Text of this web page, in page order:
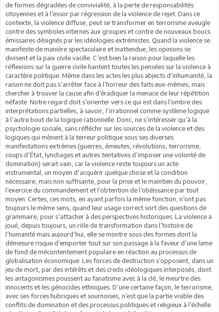
de formes dégradées de convivialité, à la perte de responsabilités
citoyennes et à l’essor par régression de la violence de rejet. Dans ce
contexte, la violence diffuse, peut se transformer en terrorisme aveugle
contre des symboles internes aux groupes et contre de nouveaux boucs
émissaires désignés par les idéologies extrémistes. Quand la violence se
manifeste de manière spectaculaire et inattendue, les opinions se
divisent et la paix civile vacille. C’est bien la raison pour laquelle les
réflexions sur la guerre civile hantent toutes les pensées sur la violence à
caractère politique. Même dans les actes les plus abjects d’inhumanité, la
raison ne doit pas s’arrêter face à l’horreur des faits eux-mêmes, mais
chercher à trouver la cause afin d’éradiquer la menace de leur répétition
néfaste. Notre regard doit s’orienter vers ce qui est dans l’ombre des
interprétations partielles, à savoir, l’irrationnel comme système logique
à l’autre bout de la logique rationnelle. Donc, ne s’intéresser qu’à la
psychologie sociale, sans réfléchir sur les sources de la violence et des
logiques qui mènent à la terreur politique sous ses diverses
manifestations extrêmes (guerres, émeutes, révolutions, terrorisme,
coups d’État, lynchages et autres tentatives d’imposer une volonté de
domination) serait vain, car la violence reste toujours un acte
instrumental, un moyen d’acquérir quelque chose et la condition
nécessaire, mais non suffisante, pour la prise et le maintien du pouvoir,
l’exercice du commandement et l’obtention de l’obéissance par tout
moyen. Certes, ces mots, en ayant parfois la même fonction, n’ont pas
toujours le même sens, quand leur usage correct sort des questions de
grammaire, pour s’attacher à des perspectives historiques. La violence a
joué, depuis toujours, un rôle de transformation dans l’histoire de
l’humanité mais aujourd’hui, elle se montre sous des formes dont la
démesure risque d’emporter tout sur son passage à la faveur d’une lame
de fond de mécontentement populaire en réaction au processus de
globalisation économique. Les forces de destruction s’opposent, dans un
jeu de mort, par des intérêts et des credo idéologiques interposés, dont
les antagonismes poussent au fanatisme avec à la clé, le meurtre des
innocents et les génocides ethniques. D’une certaine façon, le terrorisme,
avec ses forces hubriques et sournoises, n’est que la partie visible des
conflits de domination et des processus politiques et religieux à l’échelle